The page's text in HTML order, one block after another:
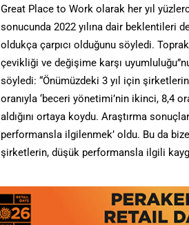
Great Place to Work olarak her yıl
sonucunda 2022 yılına dair beklentileri
oldukça çarpıcı olduğunu söyledi.
çevikliği ve değişime karşı
söyledi: “Önümüzdeki 3 yıl için
oranıyla ‘beceri yönetimi’nin ikinci, 8,4
aldığını ortaya koydu. Araştırma
performansla ilgilenmek’ oldu. Bu da
şirketlerin, düşük performansla ilgili